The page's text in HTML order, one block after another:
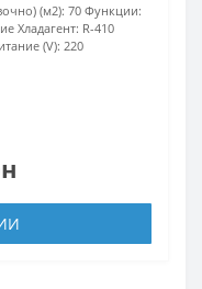
(м2): 70 Функции:
Хладагент: R-410
(V): 220